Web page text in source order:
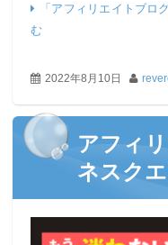
「アフィリエイトブロ
む
2022年8月10日
アフィ
ネスクエ